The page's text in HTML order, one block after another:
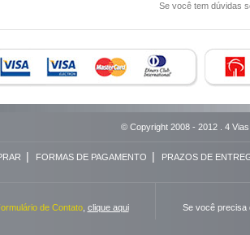
Se você tem dúvidas
© Copyright 2008 - 2012 . 4
| FORMAS DE PAGAMENTO | PRAZOS DE
de Contato, clique aqui Se você precisa